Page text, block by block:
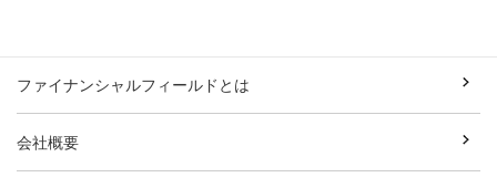
ファイナンシャルフィールドとは
会社概要